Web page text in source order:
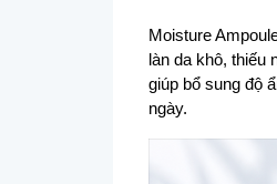
Moisture
làn da khô,
giúp bổ sung độ
ngày.